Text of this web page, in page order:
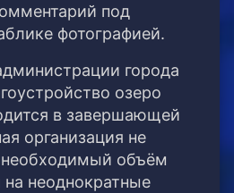
под
фотографией.
города
озеро
в завершающей
организация не
объём
неоднократные